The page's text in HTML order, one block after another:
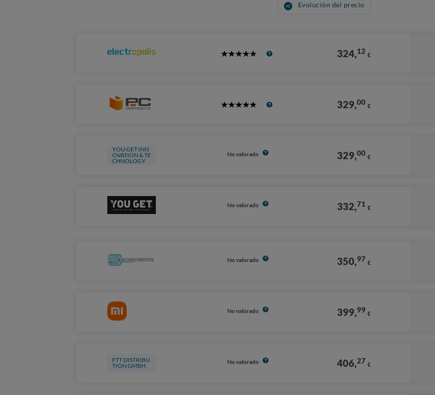
Evolución del precio
5
324,12 €
5
329,00 €
YOU GET INN
OVATION & TE
CHNOLOGY
No valorado 329,00 €
No valorado 332,71 €
No valorado 350,97 €
No valorado 399,99 €
FTT DISTRIBU
TION GMBH
No valorado 406,27 €